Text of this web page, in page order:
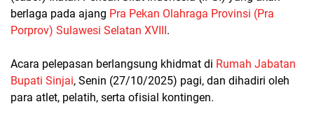
berlaga pada ajang Pra Pekan Olahraga Provinsi (Pra
Porprov) Sulawesi Selatan XVIII.
Acara pelepasan berlangsung khidmat di Rumah Jabatan
Bupati Sinjai, Senin (27/10/2025) pagi, dan dihadiri oleh
para atlet, pelatih, serta ofisial kontingen.